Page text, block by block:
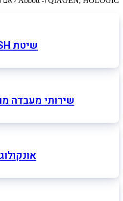
שיטת FISH
שירותי מעבדה